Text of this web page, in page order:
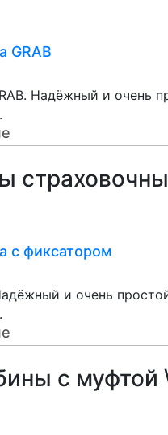
GRAB
Надёжный и очень
с фиксатором
и очень
с муфтой